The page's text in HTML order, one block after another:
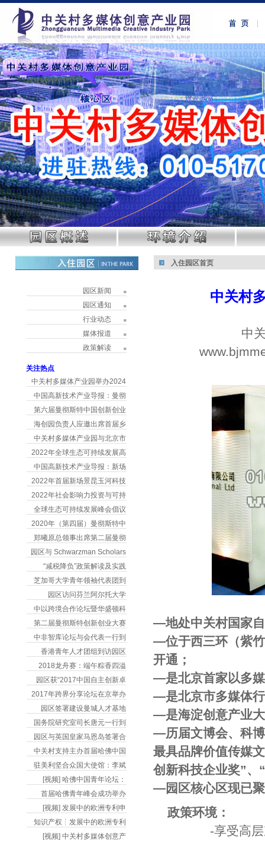
园区新闻
园区通知
行业动态
媒体报道
政策解读
关注热点
中关村多媒体产业园举办2024
中国高新技术产业导报：曼彻
第六届曼彻斯特中国创新创业
海创园负责人应邀出席首届乡
中关村多媒体产业园与北京市
2022年全球生态可持续发展高
中国高新技术产业导报：新场
2022年首届新场景昆玉河科技
2022年社会影响力投资与可持
全球生态可持续发展峰会倡议
2020年（第四届）曼彻斯特中
郑曦原总领事出席第二届曼彻
园区与 Schwarzman Scholars
“减税降负”政策解读及实践
芝加哥大学青年领袖代表团到
园区访问芬兰阿尔托大学
中以跨境合作论坛暨华盛顿科
第二届曼彻斯特创新创业大赛
中非智库论坛与会代表一行到
香港青年人才团组到访园区
2018龙舟赛：端午粽香四溢
园区获“2017中国自主创新卓
2017年跨界分享论坛在京举办
园区签署建设曼城人才基地
国务院研究室司长唐元一行到
园区与英国皇家马恩岛签署合
中关村支持主办首届哈佛中国
驻美利坚合众国大使馆：李斌
[视频] 哈佛中国青年论坛：
首届哈佛青年峰会成功举办
[视频] 发展中的欧洲专利申
知识产权┆发展中的欧洲专利
[视频] 中关村多媒体创意产
入住园区首页
中关村
中
―地处中关村国家
―位于西三环（紫
开通；
―是北京首家以多
―是北京市多媒体
―是海淀创意产业
―历届文博会、科
最具品牌价值传媒
创新科技企业奖”、
―园区核心区现已
政策环境：
-享受高层次人